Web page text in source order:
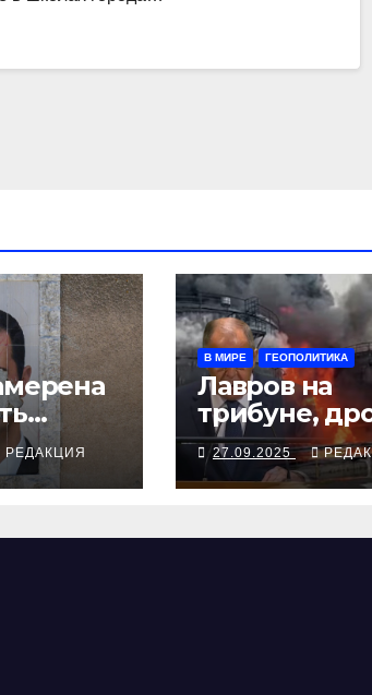
в
РЕДАКЦИЯ
В МИРЕ ГЕОПОЛИТИКА
Лавров на
трибуне,
над
27.09.2025